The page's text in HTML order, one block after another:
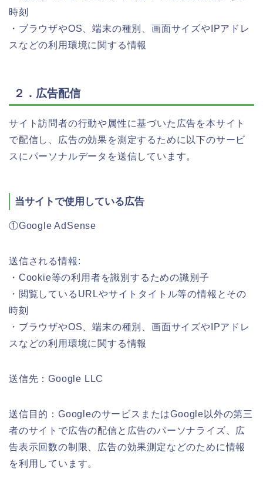
時刻
・ブラウザやOS、端末の種別、画面サイズやIPアドレ
スなどの利用環境に関する情報
２．広告配信
サイト訪問者の行動や属性に基づいた広告を本サイト
で配信し、広告の効果を測定するために以下のサービ
スにパーソナルデータを送信しています。
当サイトで使用している広告
①Google AdSense
送信される情報:
・Cookie等の利用者を識別するための識別子
・閲覧しているURLやサイトタイトル等の情報とその
時刻
・ブラウザやOS、端末の種別、画面サイズやIPアドレ
スなどの利用環境に関する情報
送信先：Google LLC
送信目的：GoogleのサービスまたはGoogle以外の第三
者のサイトで広告の配信と広告のパーソナライズ、広
告表示回数の制限、広告の効果測定などのために情報
を利用しています。